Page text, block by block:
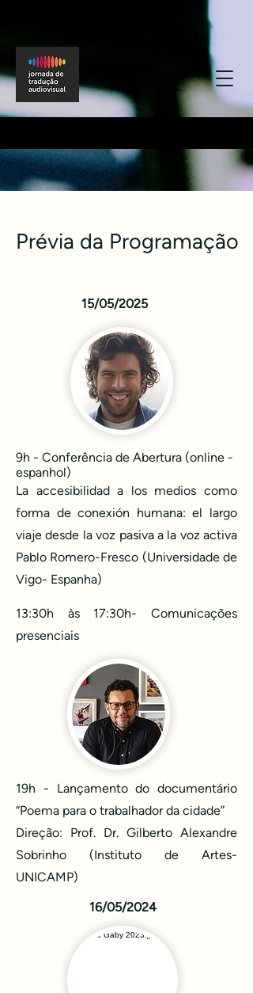
Prévia da Programação
15/05/2025
9h - Conferência de Abertura (online -
espanhol)
La accesibilidad a los medios como
forma de conexión humana: el largo
viaje desde la voz pasiva a la voz activa
Pablo Romero-Fresco (Universidade de
Vigo- Espanha)
13:30h às 17:30h- Comunicações
presenciais
19h - Lançamento do documentário
“Poema para o trabalhador da cidade”
Direção: Prof. Dr. Gilberto Alexandre
Sobrinho (Instituto de Artes-
UNICAMP)
16/05/2024